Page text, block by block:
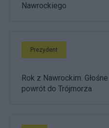
Nawrockiego
Prezydent
Rok z Nawrockim.
powrót do Trójmorza